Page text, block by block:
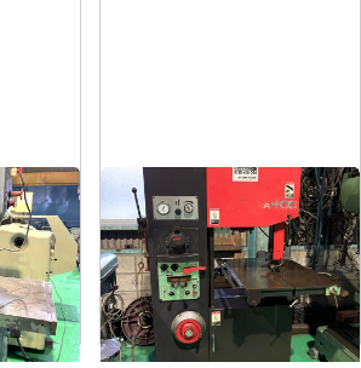
コンターマシン
メーカー アマダ
形 式VA-400
年 式1990